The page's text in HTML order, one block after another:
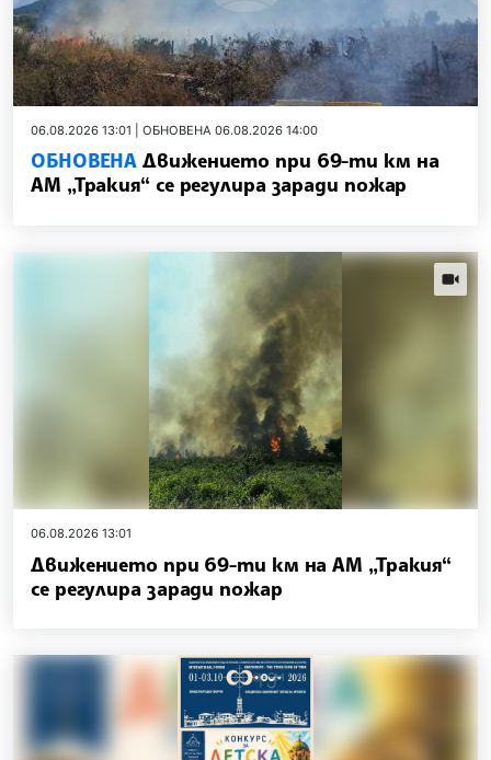
06.08.2026 13:01 | ОБНОВЕНА 06.08.2026 14:00
ОБНОВЕНА Движението при 69-ти км на
АМ „Тракия“ се регулира заради пожар
06.08.2026 13:01
Движението при 69-ти км на АМ „Тракия“
се регулира заради пожар